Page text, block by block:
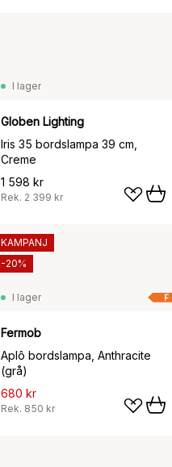
I lager
Globen Lighting
Iris 35 bordslampa 39 cm,
Creme
1 598 kr
Rek. 2 399 kr
F
I lager
Fermob
Aplô bordslampa, Anthracite
(grå)
680 kr
Rek. 850 kr
KAMPANJ
-20%